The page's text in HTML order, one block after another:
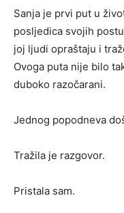
Sanja je prvi put u
posljedica svojih
joj ljudi opraštaju i
Ovoga puta nije bilo
duboko razočarani.
Jednog popodneva
Tražila je razgovor.
Pristala sam.